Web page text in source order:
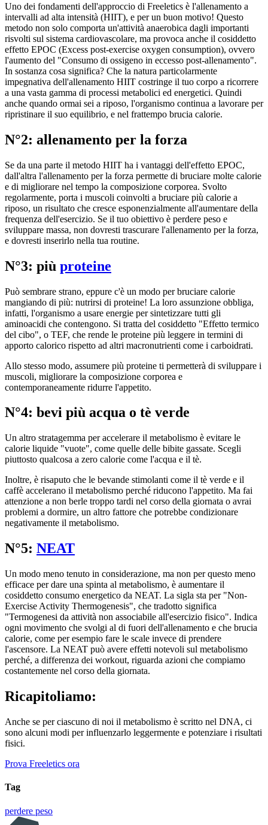
Uno dei fondamenti dell'approccio di Freeletics è l'allenamento a
intervalli ad alta intensità (HIIT), e per un buon motivo! Questo
metodo non solo comporta un'attività anaerobica dagli importanti
risvolti sul sistema cardiovascolare, ma provoca anche il cosiddetto
effetto EPOC (Excess post-exercise oxygen consumption), ovvero
l'aumento del "Consumo di ossigeno in eccesso post-allenamento".
In sostanza cosa significa? Che la natura particolarmente
impegnativa dell'allenamento HIIT costringe il tuo corpo a ricorrere
a una vasta gamma di processi metabolici ed energetici. Quindi
anche quando ormai sei a riposo, l'organismo continua a lavorare per
ripristinare il suo equilibrio, e nel frattempo brucia calorie.
N°2: allenamento per la forza
Se da una parte il metodo HIIT ha i vantaggi dell'effetto EPOC,
dall'altra l'allenamento per la forza permette di bruciare molte calorie
e di migliorare nel tempo la composizione corporea. Svolto
regolarmente, porta i muscoli coinvolti a bruciare più calorie a
riposo, un risultato che cresce esponenzialmente all'aumentare della
frequenza dell'esercizio. Se il tuo obiettivo è perdere peso e
sviluppare massa, non dovresti trascurare l'allenamento per la forza,
e dovresti inserirlo nella tua routine.
N°3: più proteine
Può sembrare strano, eppure c'è un modo per bruciare calorie
mangiando di più: nutrirsi di proteine! La loro assunzione obbliga,
infatti, l'organismo a usare energie per sintetizzare tutti gli
aminoacidi che contengono. Si tratta del cosiddetto "Effetto termico
del cibo", o TEF, che rende le proteine più leggere in termini di
apporto calorico rispetto ad altri macronutrienti come i carboidrati.
Allo stesso modo, assumere più proteine ti permetterà di sviluppare i
muscoli, migliorare la composizione corporea e
contemporaneamente ridurre l'appetito.
N°4: bevi più acqua o tè verde
Un altro stratagemma per accelerare il metabolismo è evitare le
calorie liquide "vuote", come quelle delle bibite gassate. Scegli
piuttosto qualcosa a zero calorie come l'acqua e il tè.
Inoltre, è risaputo che le bevande stimolanti come il tè verde e il
caffè accelerano il metabolismo perché riducono l'appetito. Ma fai
attenzione a non berle troppo tardi nel corso della giornata o avrai
problemi a dormire, un altro fattore che potrebbe condizionare
negativamente il metabolismo.
N°5: NEAT
Un modo meno tenuto in considerazione, ma non per questo meno
efficace per dare una spinta al metabolismo, è aumentare il
cosiddetto consumo energetico da NEAT. La sigla sta per "Non-
Exercise Activity Thermogenesis", che tradotto significa
"Termogenesi da attività non associabile all'esercizio fisico". Indica
ogni movimento che svolgi al di fuori dell'allenamento e che brucia
calorie, come per esempio fare le scale invece di prendere
l'ascensore. La NEAT può avere effetti notevoli sul metabolismo
perché, a differenza dei workout, riguarda azioni che compiamo
costantemente nel corso della giornata.
Ricapitoliamo:
Anche se per ciascuno di noi il metabolismo è scritto nel DNA, ci
sono alcuni modi per influenzarlo leggermente e potenziare i risultati
fisici.
Prova Freeletics ora
Tag
perdere peso